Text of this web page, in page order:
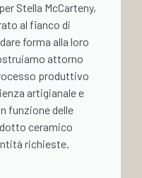
Stella McCarteny,
al fianco di
forma alla loro
attorno
produttivo
artigianale e
funzione delle
ceramico
richieste.